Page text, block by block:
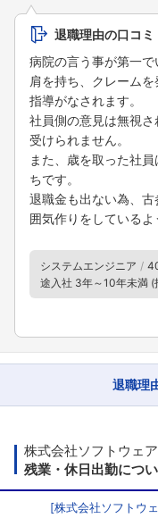
退職理由の口コミ
病院の言う事が第一
肩を持ち、クレーム
指導がなされます。
社員側の意見は無視
受けられません。
また、歳を取った社
ちです。
退職金も出ない為、
囲気作りをしているよ
システムエンジニア
途入社 3年～10年未満 (
退職理
株式会社ソフトウェ
残業・休日出勤につ
[株式会社ソフトウ